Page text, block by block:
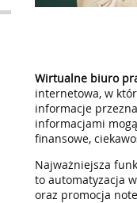
Wirtualne biuro
internetowa, w
informacje
informacjami
finansowe,
Najważniejsza
to automatyzacja
oraz promocja